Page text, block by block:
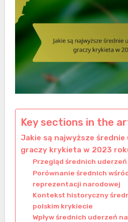
Key sections in the
Jakie są najwyższe
graczy krykieta w 2023
Przegląd średnich
Porównanie średnich
reprezentacji narodowej
Kontekst historyczny
polskim krykiecie
Wpływ średnich uderzeń